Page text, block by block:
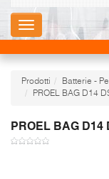
Toggle
navigation
Prodotti Batterie -
PROEL BAG D14
PROEL BAG D14